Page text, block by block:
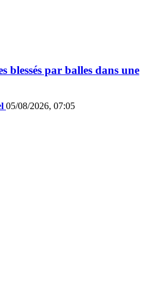
blessés par balles dans une
05/08/2026, 07:05